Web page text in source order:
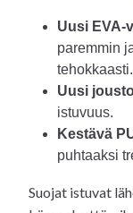
Uusi EVA-
paremmin
tehokkaasti.
Uusi
istuvuus.
Kestävä
puhtaaksi
Suojat istuvat